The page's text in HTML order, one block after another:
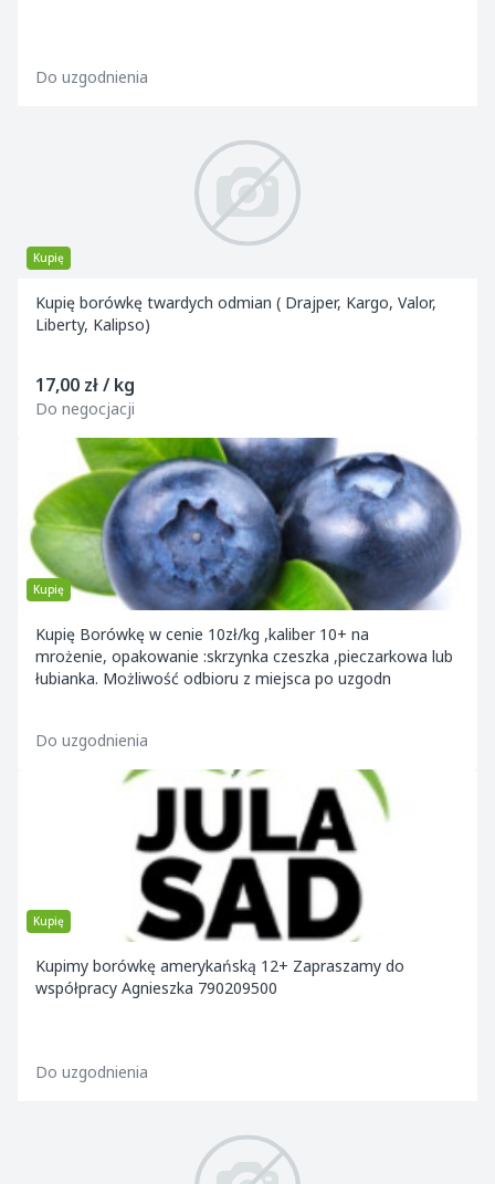
Do uzgodnienia
Kupię
Kupię borówkę twardych odmian ( Drajper, Kargo, Valor,
Liberty, Kalipso)
17,00 zł / kg
Do negocjacji
Kupię
Kupię Borówkę w cenie 10zł/kg ,kaliber 10+ na
mrożenie, opakowanie :skrzynka czeszka ,pieczarkowa lub
łubianka. Możliwość odbioru z miejsca po uzgodn
Do uzgodnienia
Kupię
Kupimy borówkę amerykańską 12+ Zapraszamy do
współpracy Agnieszka 790209500
Do uzgodnienia